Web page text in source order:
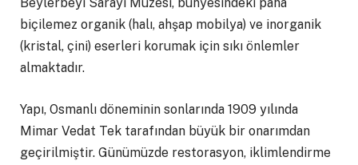
Beylerbeyi Sarayı Müzesi, bünyesindeki paha
biçilemez organik (halı, ahşap mobilya) ve inorganik
(kristal, çini) eserleri korumak için sıkı önlemler
almaktadır.
Yapı, Osmanlı döneminin sonlarında 1909 yılında
Mimar Vedat Tek tarafından büyük bir onarımdan
geçirilmiştir. Günümüzde restorasyon, iklimlendirme